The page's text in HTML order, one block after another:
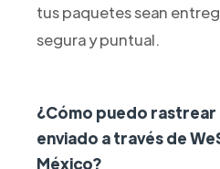
tus paquetes sean
segura y puntual.
¿Cómo puedo rastrear
enviado a través de
México?